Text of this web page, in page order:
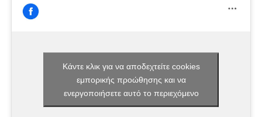
Κάντε κλικ για να αποδεχτείτε cookies
εμπορικής προώθησης και να
ενεργοποιήσετε αυτό το περιεχόμενο